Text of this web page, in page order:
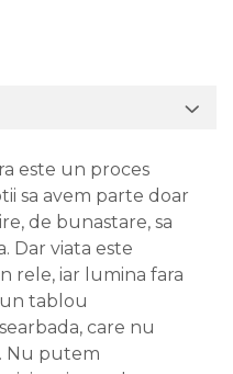
este un proces
sa avem parte doar
de bunastare, sa
Dar viata este
rele, iar lumina fara
tablou
care nu
Nu putem